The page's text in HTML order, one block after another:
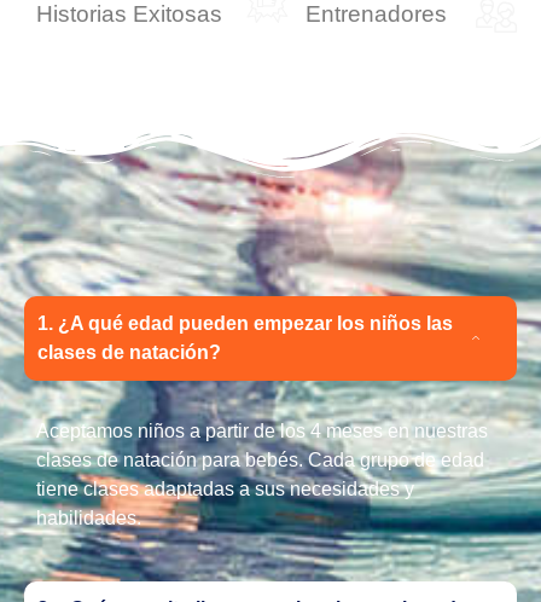
Historias Exitosas Entrenadores
1. ¿A qué edad pueden empezar los niños las
clases de natación?
Aceptamos niños a partir de los 4 meses en nuestras
clases de natación para bebés. Cada grupo de edad
tiene clases adaptadas a sus necesidades y
habilidades.